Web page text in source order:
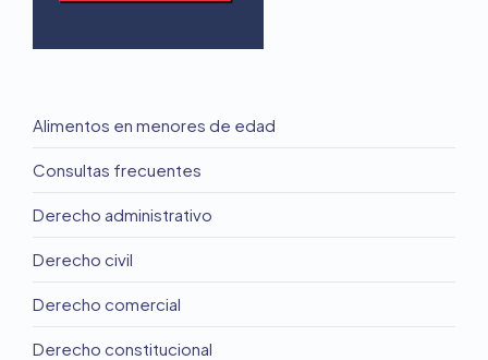
Alimentos en menores de edad
Consultas frecuentes
Derecho administrativo
Derecho civil
Derecho comercial
Derecho constitucional